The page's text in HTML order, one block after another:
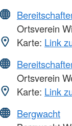
Ortsverein
Karte: Link
Ortsverein
Karte: Link
Bergwacht